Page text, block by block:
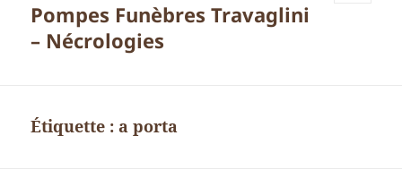
Pompes Funèbres Travaglini
– Nécrologies
Étiquette : a porta